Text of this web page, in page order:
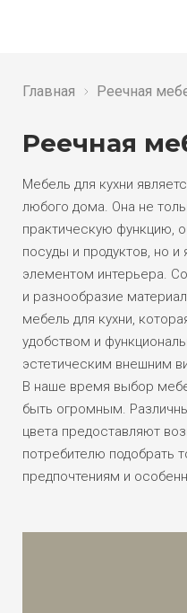
Мебель для кухни
любого дома. Она не
практическую функцию,
посуды и продуктов, но
элементом интерьера.
и разнообразие
мебель для кухни,
удобством и
эстетическим внешним
В наше время выбор
быть огромным.
цвета предоставляют
потребителю подобрать
предпочтениям и
Главная Реечная
Реечная